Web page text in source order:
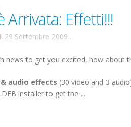
Arrivata: Effetti!!!
il 29 Settembre 2009 .
news to get you excited, how about
audio effects (30 video and 3
installer to get the ...